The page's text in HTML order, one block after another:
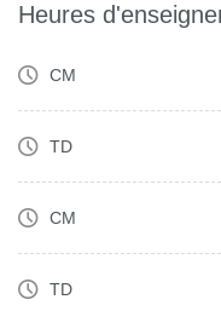
Heures
CM
TD
CM
TD